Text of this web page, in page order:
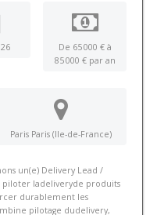
De 65 000 € à
85 000 € par an
Paris Paris (Ile-de-France)
un(e) Delivery Lead /
ladeliveryde produits
durablement les
pilotage dudelivery,